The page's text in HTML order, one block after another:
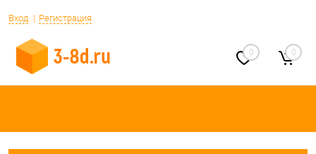
Вход Регистрация
0 0